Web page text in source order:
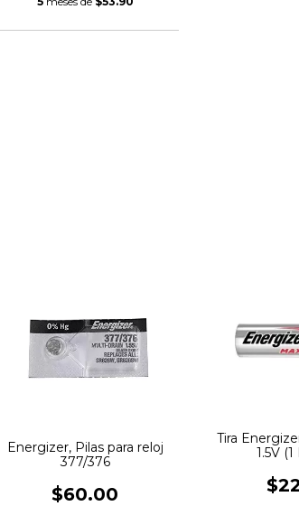
Energizer, Pilas para reloj
377/376
$60.00
Tira
1.5V